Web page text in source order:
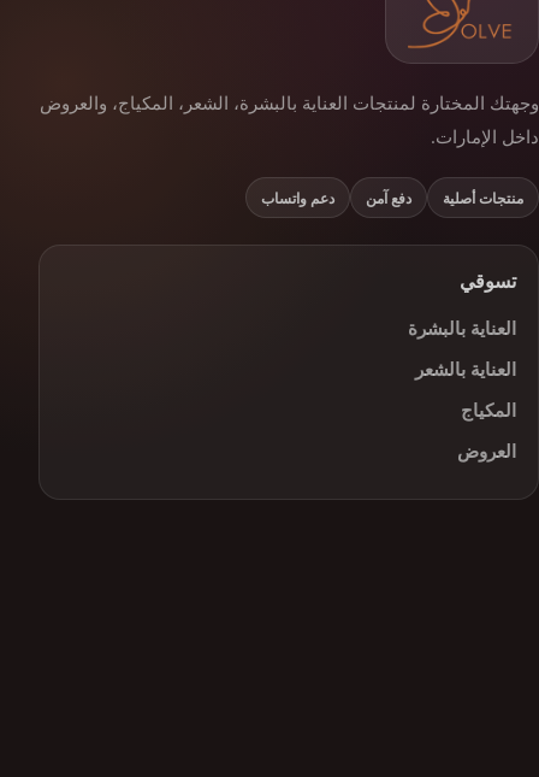
وجهتك المختارة لمنتجات العناية بالبشرة، الشعر، المكياج، والعروض
داخل الإمارات.
منتجات أصلية دفع آمن دعم واتساب
تسوقي
العناية بالبشرة
العناية بالشعر
المكياج
العروض